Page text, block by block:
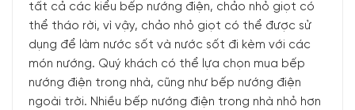
tất cả các kiểu bếp nướng điện, chảo nhỏ giọt có
thể tháo rời, vì vậy, chảo nhỏ giọt có thể được sử
dụng để làm nước sốt và nước sốt đi kèm với các
món nướng. Quý khách có thể lựa chọn mua bếp
nướng điện trong nhà, cũng như bếp nướng điện
ngoài trời. Nhiều bếp nướng điện trong nhà nhỏ hơn